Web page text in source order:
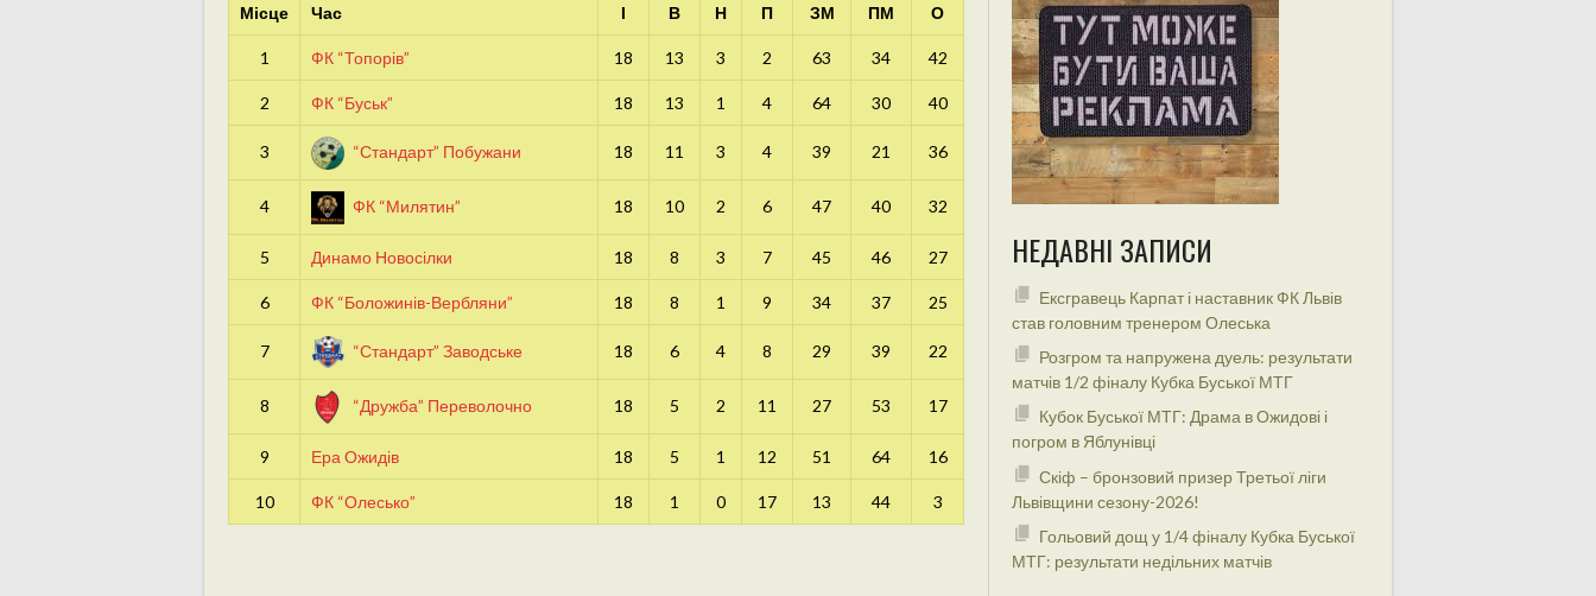
Місце Час І В Н П ЗМ ПМ О
1 ФК “Топорів” 18 13 3 2 63 34 42
2 ФК “Буськ” 18 13 1 4 64 30 40
3 “Стандарт” Побужани 18 11 3 4 39 21 36
4 ФК “Милятин” 18 10 2 6 47 40 32
5 Динамо Новосілки 18 8 3 7 45 46 27
6 ФК “Боложинів-Вербляни” 18 8 1 9 34 37 25
7 “Стандарт” Заводське 18 6 4 8 29 39 22
8 “Дружба” Переволочно 18 5 2 11 27 53 17
9 Ера Ожидів 18 5 1 12 51 64 16
10 ФК “Олесько” 18 1 0 17 13 44 3
НЕДАВНІ ЗАПИСИ
Ексгравець Карпат і наставник ФК Львів
став головним тренером Олеська
Розгром та напружена дуель: результати
матчів 1/2 фіналу Кубка Буської МТГ
Кубок Буської МТГ: Драма в Ожидові і
погром в Яблунівці
Скіф – бронзовий призер Третьої ліги
Львівщини сезону-2026!
Гольовий дощ у 1/4 фіналу Кубка Буської
МТГ: результати недільних матчів